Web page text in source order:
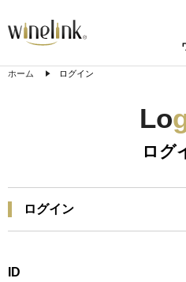
ホーム ログイン
Lo
ログ
ログイン
ID